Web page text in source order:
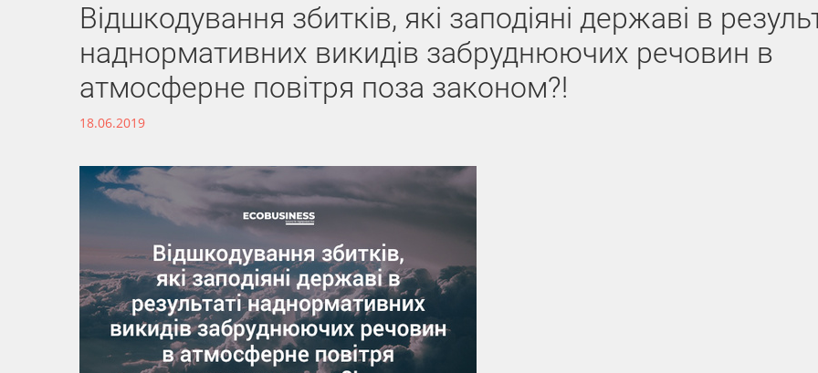
Відшкодування збитків, які заподіяні державі в
наднормативних викидів забруднюючих речовин в
атмосферне повітря поза законом?!
18.06.2019